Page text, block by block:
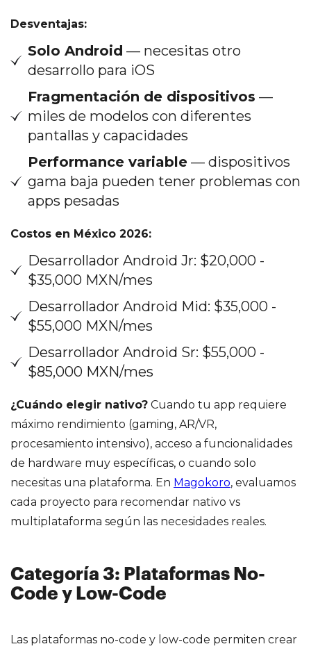
Desventajas:
Solo Android — necesitas otro
desarrollo para iOS
Fragmentación de dispositivos —
miles de modelos con diferentes
pantallas y capacidades
Performance variable — dispositivos
gama baja pueden tener problemas con
apps pesadas
Costos en México 2026:
Desarrollador Android Jr: $20,000 -
$35,000 MXN/mes
Desarrollador Android Mid: $35,000 -
$55,000 MXN/mes
Desarrollador Android Sr: $55,000 -
$85,000 MXN/mes
¿Cuándo elegir nativo? Cuando tu app requiere
máximo rendimiento (gaming, AR/VR,
procesamiento intensivo), acceso a funcionalidades
de hardware muy específicas, o cuando solo
necesitas una plataforma. En Magokoro, evaluamos
cada proyecto para recomendar nativo vs
multiplataforma según las necesidades reales.
Categoría 3: Plataformas No-
Code y Low-Code
Las plataformas no-code y low-code permiten crear